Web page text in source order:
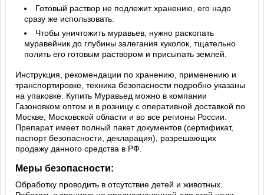
Готовый раствор не подлежит хранению, его надо
сразу же использовать.
Чтобы уничтожить муравьев, нужно раскопать
муравейник до глубины залегания куколок, тщательно
полить его готовым раствором и присыпать землей.
Инструкция, рекомендации по хранению, применению и
транспортировке, техника безопасности подробно указаны
на упаковке. Купить Муравьед можно в компании
Газоновком оптом и в розницу с оперативной доставкой по
Москве, Московской области и во все регионы России.
Препарат имеет полный пакет документов (сертификат,
паспорт безопасности, декларация), разрешающих
продажу данного средства в РФ.
Меры безопасности:
Обработку проводить в отсутствие детей и животных.